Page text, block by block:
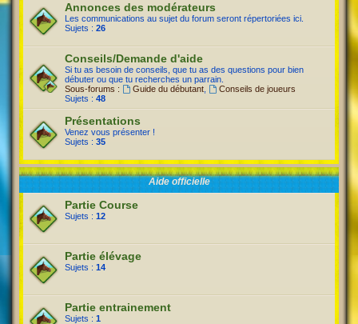
Annonces des modérateurs
Les communications au sujet du forum seront répertoriées ici.
Sujets : 26
Conseils/Demande d'aide
Si tu as besoin de conseils, que tu as des questions pour bien
débuter ou que tu recherches un parrain.
Sous-forums :
Guide du débutant,
Conseils de joueurs
Sujets : 48
Présentations
Venez vous présenter !
Sujets : 35
Aide officielle
Partie Course
Sujets : 12
Partie élévage
Sujets : 14
Partie entrainement
Sujets : 1